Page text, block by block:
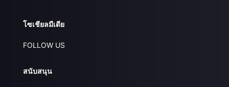
โซเชียลมีเดีย
FOLLOW US
สนับสนุน